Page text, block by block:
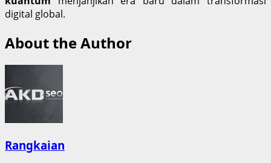
digital global.
About the Author
Rangkaian